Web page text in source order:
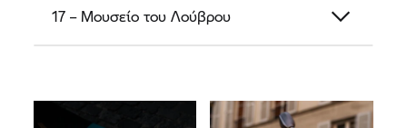
17 – Μουσείο του Λούβρου